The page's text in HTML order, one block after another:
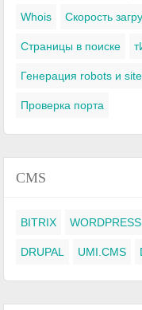
Whois Скорость
Страницы в поиске
Генерация robots и
Проверка порта
CMS
BITRIX WORDPRESS
DRUPAL UMI.CMS